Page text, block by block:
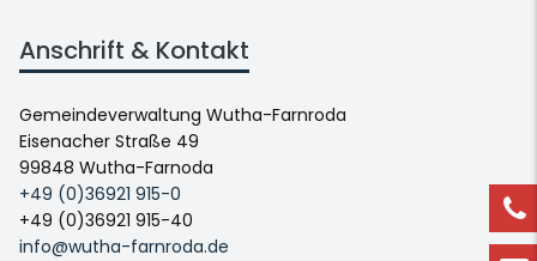
Anschrift & Kontakt
Gemeindeverwaltung Wutha-Farnroda
Eisenacher Straße 49
99848 Wutha-Farnoda
+49 (0)36921 915-0
+49 (0)36921 915-40
info@wutha-farnroda.de